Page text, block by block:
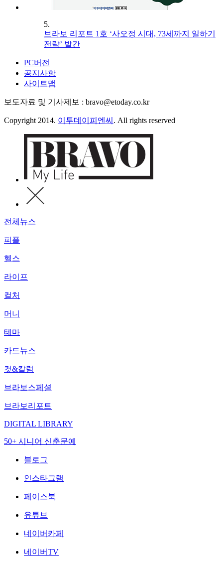
5.
브라보 리포트 1호 ‘사오정 시대, 73세까지 일하기
전략’ 발간
PC버전
공지사항
사이트맵
보도자료 및 기사제보 : bravo@etoday.co.kr
Copyright 2014. 이투데이피엔씨 . All rights reserved
전체뉴스
피플
헬스
라이프
컬처
머니
테마
카드뉴스
컷&칼럼
브라보스페셜
브라보리포트
DIGITAL LIBRARY
50+ 시니어 신춘문예
블로그
인스타그램
페이스북
유튜브
네이버카페
네이버TV